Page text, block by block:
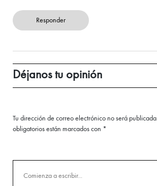
Responder
Déjanos tu opinión
Tu dirección de correo electrónico no será publicada.
obligatorios están marcados con *